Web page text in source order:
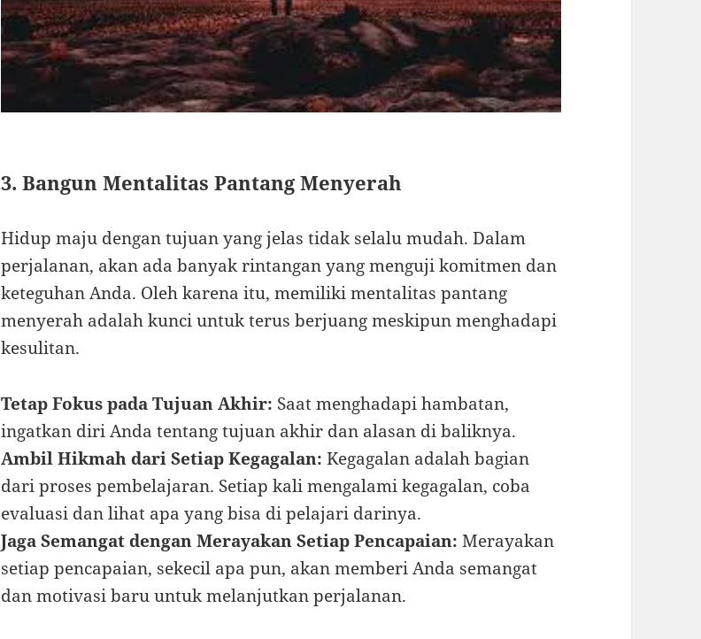
3. Bangun Mentalitas Pantang Menyerah
Hidup maju dengan tujuan yang jelas tidak selalu mudah. Dalam
perjalanan, akan ada banyak rintangan yang menguji komitmen dan
keteguhan Anda. Oleh karena itu, memiliki mentalitas pantang
menyerah adalah kunci untuk terus berjuang meskipun menghadapi
kesulitan.
Tetap Fokus pada Tujuan Akhir: Saat menghadapi hambatan,
ingatkan diri Anda tentang tujuan akhir dan alasan di baliknya.
Ambil Hikmah dari Setiap Kegagalan: Kegagalan adalah bagian
dari proses pembelajaran. Setiap kali mengalami kegagalan, coba
evaluasi dan lihat apa yang bisa di pelajari darinya.
Jaga Semangat dengan Merayakan Setiap Pencapaian: Merayakan
setiap pencapaian, sekecil apa pun, akan memberi Anda semangat
dan motivasi baru untuk melanjutkan perjalanan.